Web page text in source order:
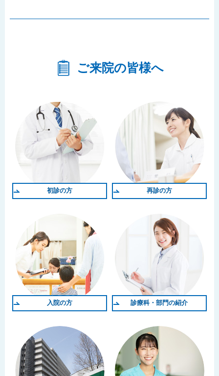
ご来院の皆様へ
初診の方 再診の方
入院の方 診療科・部門の紹介